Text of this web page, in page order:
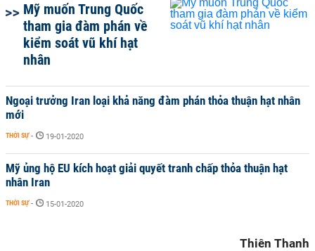
Mỹ muốn Trung Quốc
tham gia đàm phán về
kiểm soát vũ khí hạt
nhân
Ngoại trưởng Iran loại khả năng đàm phán thỏa thuận hạt nhân
mới
THỜI SỰ - 19-01-2020
Mỹ ủng hộ EU kích hoạt giải quyết tranh chấp thỏa thuận hạt
nhân Iran
THỜI SỰ - 15-01-2020
Thiên Thanh